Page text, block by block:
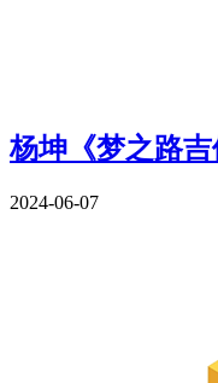
杨坤《梦之路
2024-06-07